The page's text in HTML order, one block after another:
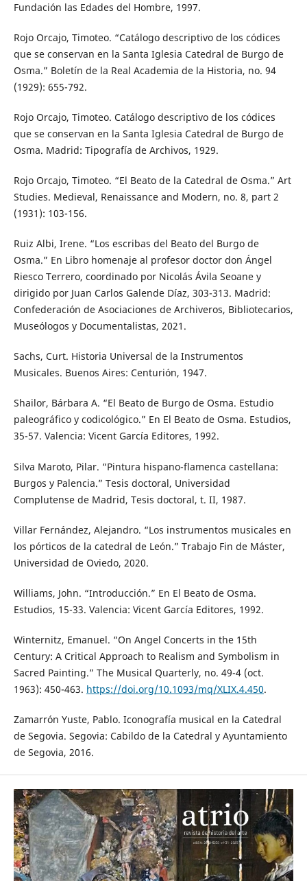
Fundación las Edades del Hombre, 1997.
Rojo Orcajo, Timoteo. “Catálogo descriptivo de los códices
que se conservan en la Santa Iglesia Catedral de Burgo de
Osma.” Boletín de la Real Academia de la Historia, no. 94
(1929): 655-792.
Rojo Orcajo, Timoteo. Catálogo descriptivo de los códices
que se conservan en la Santa Iglesia Catedral de Burgo de
Osma. Madrid: Tipografía de Archivos, 1929.
Rojo Orcajo, Timoteo. “El Beato de la Catedral de Osma.” Art
Studies. Medieval, Renaissance and Modern, no. 8, part 2
(1931): 103-156.
Ruiz Albi, Irene. “Los escribas del Beato del Burgo de
Osma.” En Libro homenaje al profesor doctor don Ángel
Riesco Terrero, coordinado por Nicolás Ávila Seoane y
dirigido por Juan Carlos Galende Díaz, 303-313. Madrid:
Confederación de Asociaciones de Archiveros, Bibliotecarios,
Museólogos y Documentalistas, 2021.
Sachs, Curt. Historia Universal de la Instrumentos
Musicales. Buenos Aires: Centurión, 1947.
Shailor, Bárbara A. “El Beato de Burgo de Osma. Estudio
paleográfico y codicológico.” En El Beato de Osma. Estudios,
35-57. Valencia: Vicent García Editores, 1992.
Silva Maroto, Pilar. “Pintura hispano-flamenca castellana:
Burgos y Palencia.” Tesis doctoral, Universidad
Complutense de Madrid, Tesis doctoral, t. II, 1987.
Villar Fernández, Alejandro. “Los instrumentos musicales en
los pórticos de la catedral de León.” Trabajo Fin de Máster,
Universidad de Oviedo, 2020.
Williams, John. “Introducción.” En El Beato de Osma.
Estudios, 15-33. Valencia: Vicent García Editores, 1992.
Winternitz, Emanuel. “On Angel Concerts in the 15th
Century: A Critical Approach to Realism and Symbolism in
Sacred Painting.” The Musical Quarterly, no. 49-4 (oct.
1963): 450-463. https://doi.org/10.1093/mq/XLIX.4.450.
Zamarrón Yuste, Pablo. Iconografía musical en la Catedral
de Segovia. Segovia: Cabildo de la Catedral y Ayuntamiento
de Segovia, 2016.